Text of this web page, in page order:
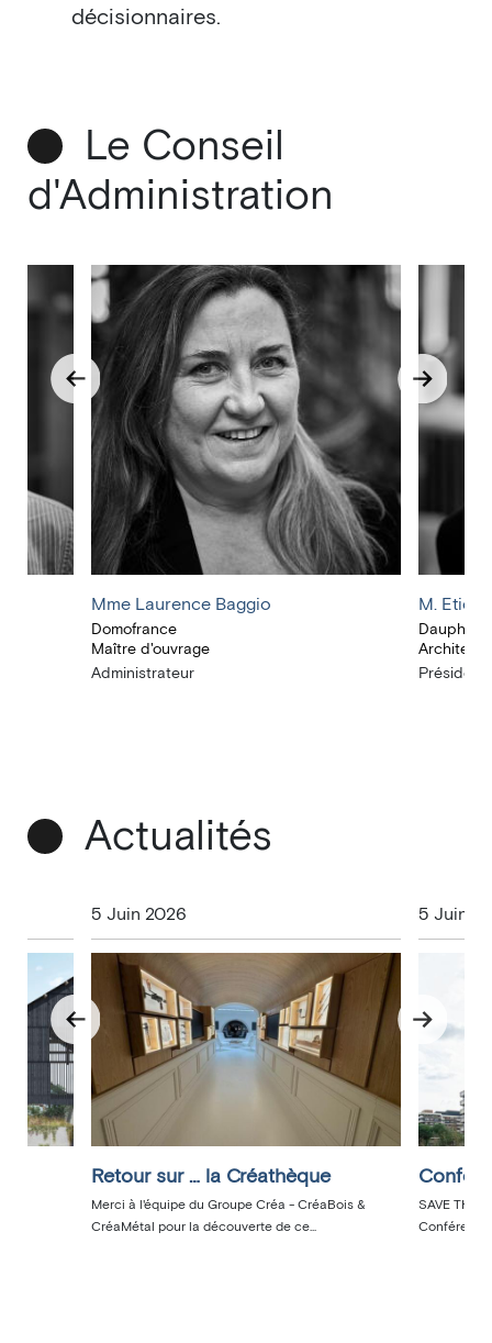
décisionnaires.
Le Conseil
d'Administration
Mme Laurence Baggio
Domofrance
Maître d'ouvrage
Administrateur
M.
Dauphins
Architecte
Actualités
5 Juin 2026
Retour sur … la Créathèque
Merci à l'équipe du Groupe Créa - CréaBois &
CréaMétal pour la découverte de ce...
5 Juin
SAVE THE